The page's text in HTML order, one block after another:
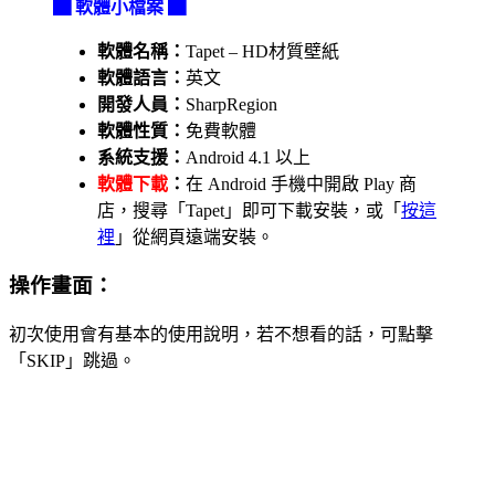
▇ 軟體小檔案 ▇
軟體名稱： Tapet – HD材質壁紙
軟體語言： 英文
開發人員： SharpRegion
軟體性質： 免費軟體
系統支援： Android 4.1 以上
軟體下載 ： 在 Android 手機中開啟 Play 商
店，搜尋「Tapet」即可下載安裝，或「 按這
裡 」從網頁遠端安裝。
操作畫面：
初次使用會有基本的使用說明，若不想看的話，可點擊
「SKIP」跳過。